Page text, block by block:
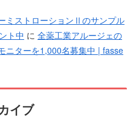
ミストローションⅡのサンプル
ト中 に 全薬工業アルージェの
ニターを1,000名募集中 | fasse
イブ